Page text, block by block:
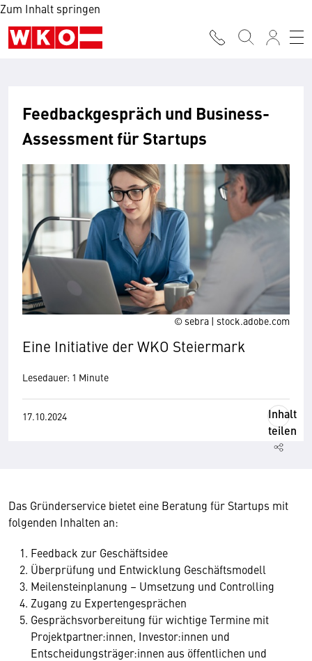
Zum Inhalt springen
© sebra | stock.adobe.com
Feedbackgespräch und Business-
Assessment für Startups
Eine Initiative der WKO Steiermark
Lesedauer: 1 Minute
17.10.2024
Inhalt
teilen
Das Gründerservice bietet eine Beratung für Startups mit
folgenden Inhalten an:
Feedback zur Geschäftsidee
Überprüfung und Entwicklung Geschäftsmodell
Meilensteinplanung – Umsetzung und Controlling
Zugang zu Expertengesprächen
Gesprächsvorbereitung für wichtige Termine mit
Projektpartner:innen, Investor:innen und
Entscheidungsträger:innen aus öffentlichen und